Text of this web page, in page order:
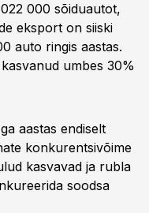
000 sõiduautot,
eksport on siiski
auto ringis aastas.
umbes 30%
aastas endiselt
konkurentsivõime
kasvavad ja rubla
soodsa